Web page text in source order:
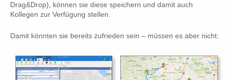
Drag&Drop), können sie diese speichern und damit auch
Kollegen zur Verfügung stellen.
Damit könnten sie bereits zufrieden sein – müssen es aber nicht: